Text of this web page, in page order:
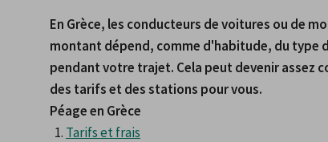
En Grèce, les conducteurs de voitures ou de
montant dépend, comme d'habitude, du type
pendant votre trajet. Cela peut devenir assez
des tarifs et des stations pour vous.
Péage en Grèce
Tarifs et frais